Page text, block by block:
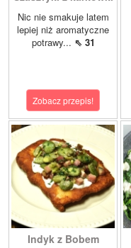
Nic nie smakuje latem
lepiej niż aromatyczne
potrawy... ⇖ 31
Zobacz przepis!
Indyk z Bobem